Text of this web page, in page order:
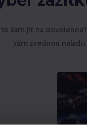
kam jít na
Vám zvednou